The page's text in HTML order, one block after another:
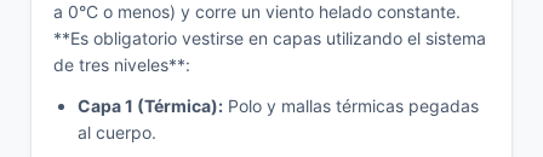
a 0°C o menos) y corre un viento helado constante.
**Es obligatorio vestirse en capas utilizando el sistema
de tres niveles**:
Capa 1 (Térmica): Polo y mallas térmicas pegadas
al cuerpo.